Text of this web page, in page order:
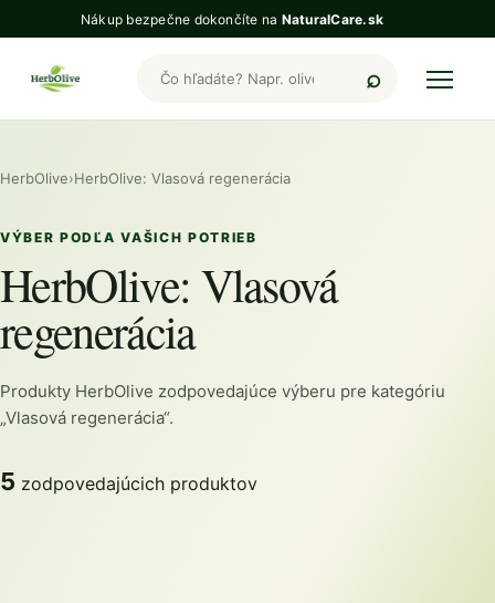
Nákup bezpečne dokončíte na NaturalCare.sk
Hľadať produkty HerbOlive
HerbOlive›HerbOlive: Vlasová regenerácia
VÝBER PODĽA VAŠICH POTRIEB
HerbOlive: Vlasová
regenerácia
Produkty HerbOlive zodpovedajúce výberu pre kategóriu
„Vlasová regenerácia“.
5 zodpovedajúcich produktov